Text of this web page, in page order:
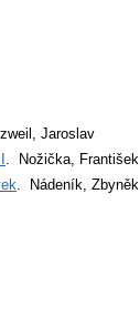
Jaroslav
. Nožička, František
. Nádeník, Zbyněk